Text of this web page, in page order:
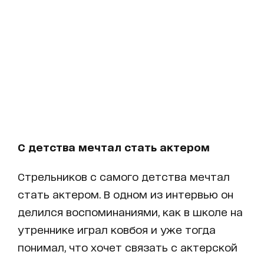
С детства мечтал стать актером
Стрельников с самого детства мечтал
стать актером. В одном из интервью он
делился воспоминаниями, как в школе на
утреннике играл ковбоя и уже тогда
понимал, что хочет связать с актерской